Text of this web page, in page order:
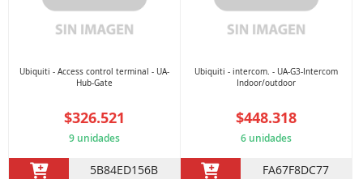
Ubiquiti - Access control terminal - UA-
Hub-Gate
$326.521
9 unidades
5B84ED156B
Ubiquiti - intercom. - UA-G3-Intercom
Indoor/outdoor
$448.318
6 unidades
FA67F8DC77